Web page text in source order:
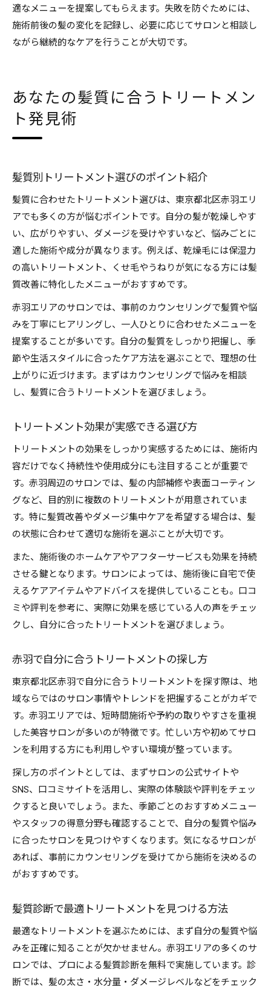
適なメニューを提案してもらえます。失敗を防ぐためには、
施術前後の髪の変化を記録し、必要に応じてサロンと相談し
ながら継続的なケアを行うことが大切です。
あなたの髪質に合うトリートメン
ト発見術
髪質別トリートメント選びのポイント紹介
髪質に合わせたトリートメント選びは、東京都北区赤羽エリ
アでも多くの方が悩むポイントです。自分の髪が乾燥しやす
い、広がりやすい、ダメージを受けやすいなど、悩みごとに
適した施術や成分が異なります。例えば、乾燥毛には保湿力
の高いトリートメント、くせ毛やうねりが気になる方には髪
質改善に特化したメニューがおすすめです。
赤羽エリアのサロンでは、事前のカウンセリングで髪質や悩
みを丁寧にヒアリングし、一人ひとりに合わせたメニューを
提案することが多いです。自分の髪質をしっかり把握し、季
節や生活スタイルに合ったケア方法を選ぶことで、理想の仕
上がりに近づけます。まずはカウンセリングで悩みを相談
し、髪質に合うトリートメントを選びましょう。
トリートメント効果が実感できる選び方
トリートメントの効果をしっかり実感するためには、施術内
容だけでなく持続性や使用成分にも注目することが重要で
す。赤羽周辺のサロンでは、髪の内部補修や表面コーティン
グなど、目的別に複数のトリートメントが用意されていま
す。特に髪質改善やダメージ集中ケアを希望する場合は、髪
の状態に合わせて適切な施術を選ぶことが大切です。
また、施術後のホームケアやアフターサービスも効果を持続
させる鍵となります。サロンによっては、施術後に自宅で使
えるケアアイテムやアドバイスを提供していることも。口コ
ミや評判を参考に、実際に効果を感じている人の声をチェッ
クし、自分に合ったトリートメントを選びましょう。
赤羽で自分に合うトリートメントの探し方
東京都北区赤羽で自分に合うトリートメントを探す際は、地
域ならではのサロン事情やトレンドを把握することがカギで
す。赤羽エリアでは、短時間施術や予約の取りやすさを重視
した美容サロンが多いのが特徴です。忙しい方や初めてサロ
ンを利用する方にも利用しやすい環境が整っています。
探し方のポイントとしては、まずサロンの公式サイトや
SNS、口コミサイトを活用し、実際の体験談や評判をチェッ
クすると良いでしょう。また、季節ごとのおすすめメニュー
やスタッフの得意分野も確認することで、自分の髪質や悩み
に合ったサロンを見つけやすくなります。気になるサロンが
あれば、事前にカウンセリングを受けてから施術を決めるの
がおすすめです。
髪質診断で最適トリートメントを見つける方法
最適なトリートメントを選ぶためには、まず自分の髪質や悩
みを正確に知ることが欠かせません。赤羽エリアの多くのサ
ロンでは、プロによる髪質診断を無料で実施しています。診
断では、髪の太さ・水分量・ダメージレベルなどをチェック